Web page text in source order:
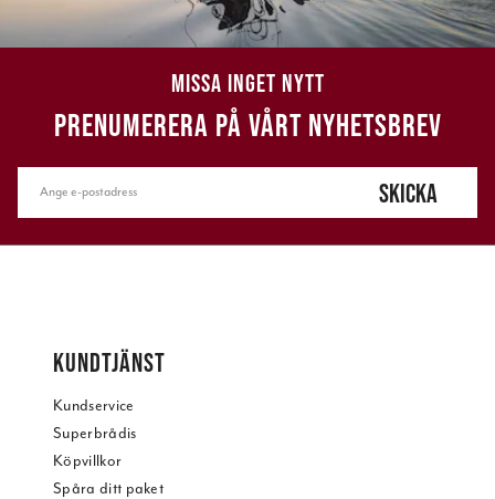
MISSA INGET NYTT
PRENUMERERA PÅ VÅRT NYHETSBREV
SKICKA
KUNDTJÄNST
Kundservice
Superbrådis
Köpvillkor
Spåra ditt paket